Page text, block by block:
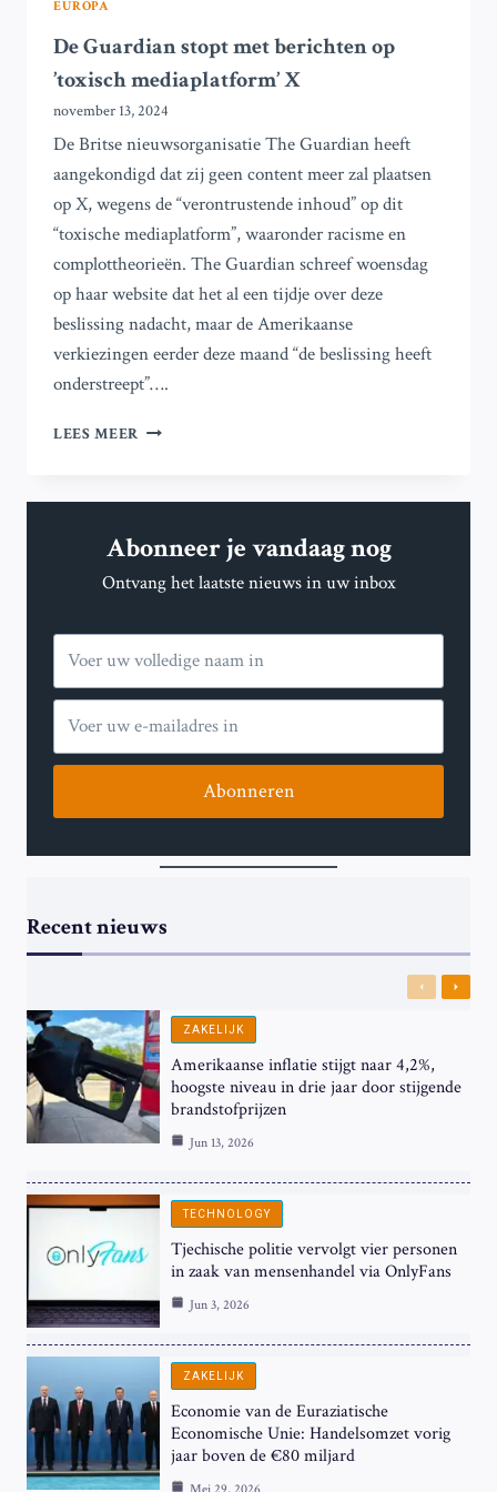
EUROPA
De Guardian stopt met berichten op
’toxisch mediaplatform’ X
november 13, 2024
De Britse nieuwsorganisatie The Guardian heeft
aangekondigd dat zij geen content meer zal plaatsen
op X, wegens de “verontrustende inhoud” op dit
“toxische mediaplatform”, waaronder racisme en
complottheorieën. The Guardian schreef woensdag
op haar website dat het al een tijdje over deze
beslissing nadacht, maar de Amerikaanse
verkiezingen eerder deze maand “de beslissing heeft
onderstreept”….
LEES MEER DE
MET
OP
MEDIAPLATFORM’
Abonneer je vandaag nog
Ontvang het laatste nieuws in uw inbox
Abonneren
Recent nieuws
Previous
Next
ZAKELIJK
Amerikaanse inflatie stijgt naar 4,2%,
hoogste niveau in drie jaar door stijgende
brandstofprijzen
Jun 13, 2026
TECHNOLOGY
Tjechische politie vervolgt vier personen
in zaak van mensenhandel via OnlyFans
Jun 3, 2026
ZAKELIJK
Economie van de Euraziatische
Economische Unie: Handelsomzet vorig
jaar boven de €80 miljard